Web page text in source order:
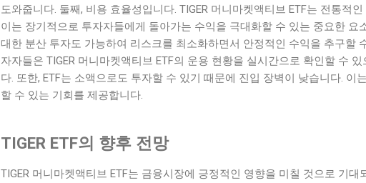
도와줍니다. 둘째, 비용 효율성입니다. TIGER 머니마켓액티브 ETF는 전통적
이는 장기적으로 투자자들에게 돌아가는 수익을 극대화할 수 있는 중요한 요
대한 분산 투자도 가능하여 리스크를 최소화하면서 안정적인 수익을 추구할
자자들은 TIGER 머니마켓액티브 ETF의 운용 현황을 실시간으로 확인할 수
다. 또한, ETF는 소액으로도 투자할 수 있기 때문에 진입 장벽이 낮습니다. 이
할 수 있는 기회를 제공합니다.
TIGER ETF의 향후 전망
TIGER 머니마켓액티브 ETF는 금융시장에 긍정적인 영향을 미칠 것으로 기